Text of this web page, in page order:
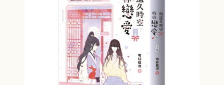
親子教養 (14)
人文史哲 (74)
【66折】高寶小說系列全圖鑑書展